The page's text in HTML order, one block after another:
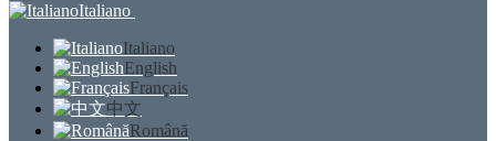
Italiano
Italiano
English
Français
中文
Română